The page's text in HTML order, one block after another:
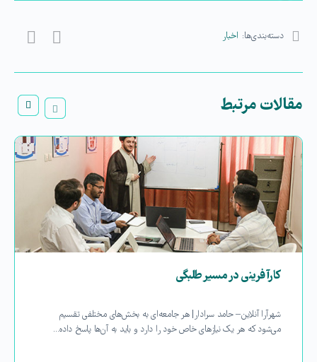
دسته‌بندی‌ها: اخبار
مقالات مرتبط
کارآفرینی در مسیر‌ طلبگی
شهرآرا آنلاین – حامد سرادار| هر جامعه‌ای به بخش‌های مختلفی تقسیم
می‌شود که هر یک نیازهای خاص خود را دارد و باید به آن‌ها پاسخ داده…